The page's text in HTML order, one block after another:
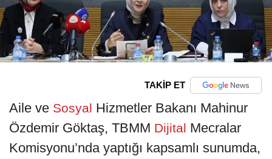
TAKİP ET
Aile ve Sosyal Hizmetler Bakanı Mahinur
Özdemir Göktaş, TBMM Dijital Mecralar
Komisyonu’nda yaptığı kapsamlı sunumda,